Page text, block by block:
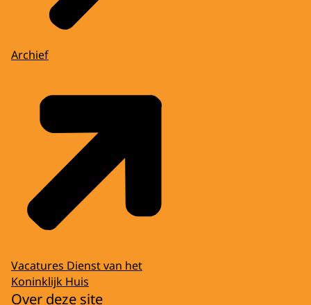
Archief
Vacatures Dienst van het
Koninklijk Huis
Over deze site